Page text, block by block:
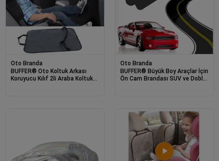
Oto Branda
BUFFER® Oto Koltuk Arkası
Koruyucu Kılıf 2li Araba Koltuk
Oto Branda
BUFFER® Büyük Boy Araçlar İçin
Ön Cam Brandası SUV ve Doblo